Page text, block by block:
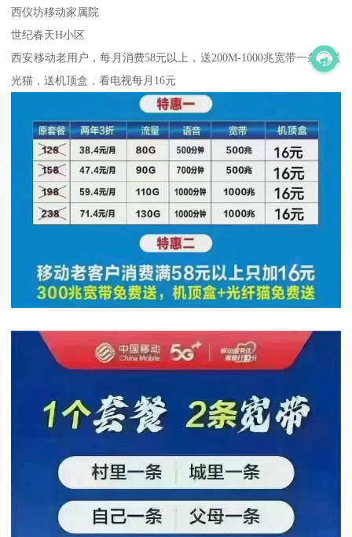
西仪坊移动家属院
世纪春天H小区
西安移动老用户，每月消费58元以上，送200M-1000兆宽带一条，送
光猫，送机顶盒，看电视每月16元